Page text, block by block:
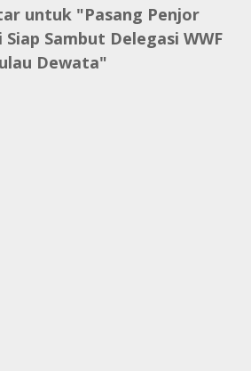
untuk "Pasang Penjor
Sambut Delegasi WWF
Dewata"